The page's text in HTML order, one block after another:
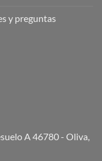
y preguntas
A 46780 - Oliva,